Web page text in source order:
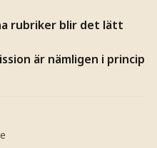
rubriker blir det lätt
är nämligen i princip